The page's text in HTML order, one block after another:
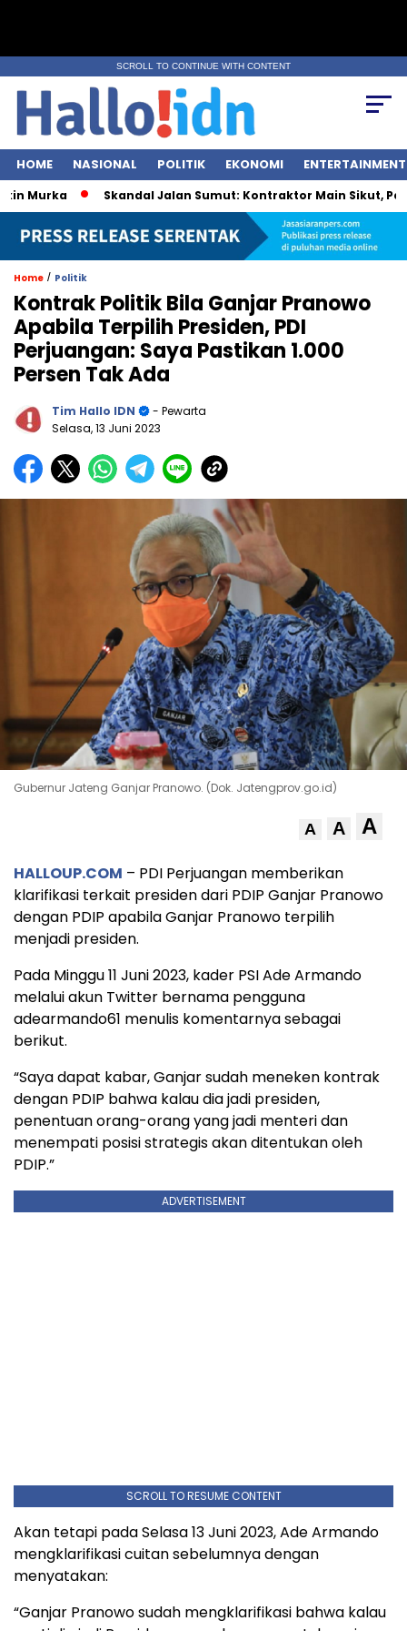
SCROLL TO CONTINUE WITH CONTENT
HOME NASIONAL POLITIK EKONOMI ENTERTAINMENT
Skandal Jalan Sumut: Kontraktor Main Sikut,
Home / Politik
Kontrak Politik Bila Ganjar Pranowo
Apabila Terpilih Presiden, PDI
Perjuangan: Saya Pastikan 1.000
Persen Tak Ada
Tim Hallo IDN
- Pewarta
Selasa, 13 Juni 2023
Gubernur Jateng Ganjar Pranowo. (Dok. Jatengprov.go.id)
A A A
HALLOUP.COM – PDI Perjuangan memberikan
klarifikasi terkait presiden dari PDIP Ganjar Pranowo
dengan PDIP apabila Ganjar Pranowo terpilih
menjadi presiden.
Pada Minggu 11 Juni 2023, kader PSI Ade Armando
melalui akun Twitter bernama pengguna
adearmando61 menulis komentarnya sebagai
berikut.
“Saya dapat kabar, Ganjar sudah meneken kontrak
dengan PDIP bahwa kalau dia jadi presiden,
penentuan orang-orang yang jadi menteri dan
menempati posisi strategis akan ditentukan oleh
PDIP.”
ADVERTISEMENT
SCROLL TO RESUME CONTENT
Akan tetapi pada Selasa 13 Juni 2023, Ade Armando
mengklarifikasi cuitan sebelumnya dengan
menyatakan:
“Ganjar Pranowo sudah mengklarifikasi bahwa kalau